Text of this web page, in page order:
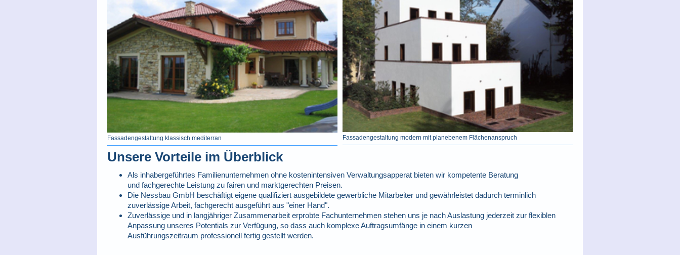
Fassadengestaltung klassisch mediterran Fassadengestaltung modern mit planebenem Flächenanspruch
Unsere Vorteile im Überblick
Als inhabergeführtes Familienunternehmen ohne kostenintensiven Verwaltungsapperat bieten wir kompetente Beratung
und fachgerechte Leistung zu fairen und marktgerechten Preisen.
Die Nessbau GmbH beschäftigt eigene qualifiziert ausgebildete gewerbliche Mitarbeiter und gewährleistet dadurch terminlich
zuverlässige Arbeit, fachgerecht ausgeführt aus "einer Hand".
Zuverlässige und in langjähriger Zusammenarbeit erprobte Fachunternehmen stehen uns je nach Auslastung jederzeit zur flexiblen
Anpassung unseres Potentials zur Verfügung, so dass auch komplexe Auftragsumfänge in einem kurzen
Ausführungszeitraum professionell fertig gestellt werden.